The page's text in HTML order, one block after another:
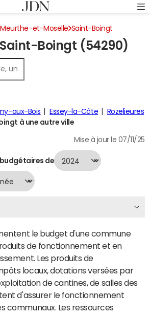
Meurthe-et-Moselle Saint-Boingt
Saint-Boingt (54290)
aux-Bois Essey-la-Côte
Rozelieures
à une autre ville
Mise à jour le 07/11/25
de
le budget d'une commune
de fonctionnement et en
Les produits de
locaux, dotations versées par
de cantines, de salles des
d'assurer le fonctionnement
communaux. Les ressources